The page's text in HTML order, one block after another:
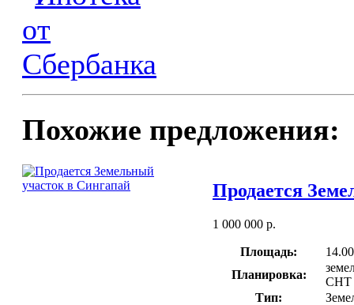
Похожие предложения:
Продается
1 000 000 р.
Площадь:
Планировка:
СНТ
Тип: